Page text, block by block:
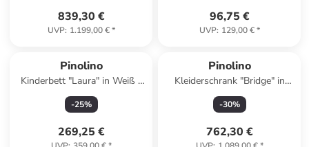
839,30 €
UVP: 1.199,00 €*
96,75 €
UVP: 129,00 €*
Pinolino
Kinderbett "Laura" in Weiß -
(B)145 x (H)90 x (T)75 cm
-25%
269,25 €
Pinolino
Kleiderschrank "Bridge" in
Weiß - (B)120 x (H)187 x
(T)52 cm
-30%
762,30 €